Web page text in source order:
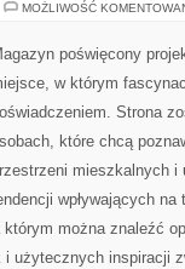
MOŻLIWOŚĆ
poświęcony
w którym
Strona
które chcą
mieszkalnych i
wpływających
można znaleźć
użytecznych inspiracji